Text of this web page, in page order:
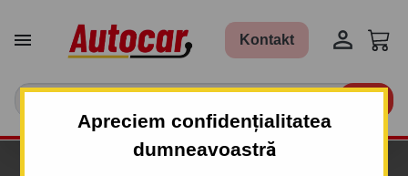
Apreciem confidențialitatea
dumneavoastră
 Kontakt 